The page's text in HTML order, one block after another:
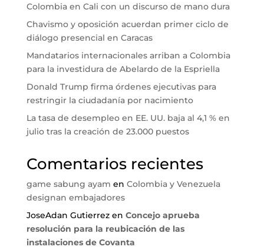
Colombia en Cali con un discurso de mano dura
Chavismo y oposición acuerdan primer ciclo de
diálogo presencial en Caracas
Mandatarios internacionales arriban a Colombia
para la investidura de Abelardo de la Espriella
Donald Trump firma órdenes ejecutivas para
restringir la ciudadanía por nacimiento
La tasa de desempleo en EE. UU. baja al 4,1 % en
julio tras la creación de 23.000 puestos
Comentarios recientes
game sabung ayam en Colombia y Venezuela
designan embajadores
JoseAdan Gutierrezen Concejo aprueba
resolución para la reubicación de las
instalaciones de Covanta